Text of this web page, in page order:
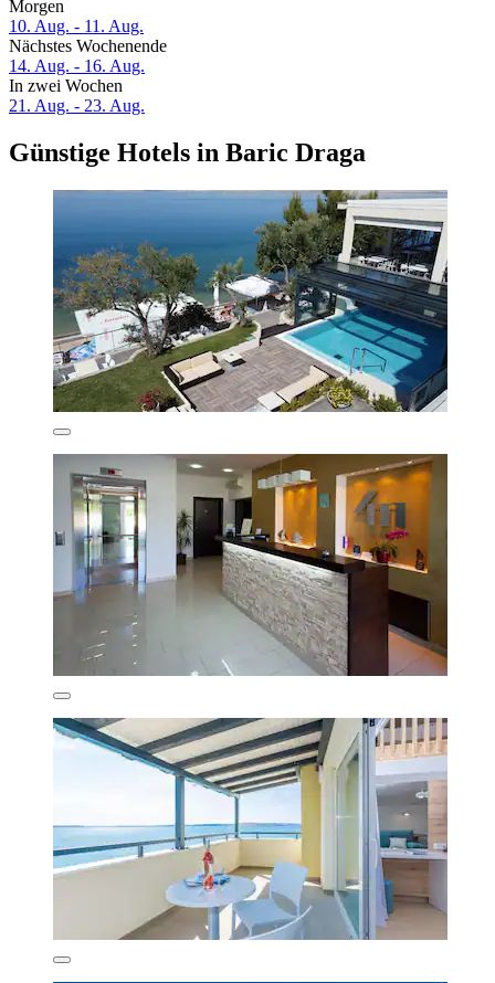
Morgen
10. Aug. - 11. Aug.
Nächstes Wochenende
14. Aug. - 16. Aug.
In zwei Wochen
21. Aug. - 23. Aug.
Günstige Hotels in Baric Draga